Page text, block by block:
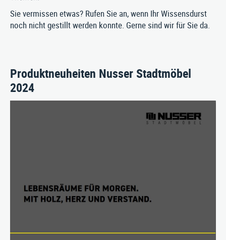
PRODUKTE
ÜBER UNS
Kremszell 3, A-4531 Kematen an der Krems
Impressum |Datenschutz
Sie vermissen etwas? Rufen Sie an, wenn Ihr Wissensdurst
noch nicht gestillt werden konnte. Gerne sind wir für Sie da.
Produktneuheiten Nusser Stadtmöbel
2024